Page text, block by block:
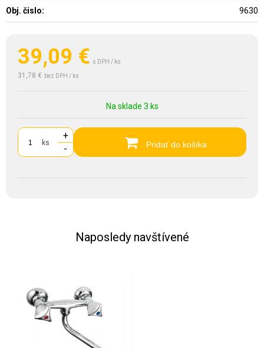
39,09 € s DPH / ks
31,78 € bez DPH / ks
Na sklade 3 ks
ks
+
-
Pridať do košíka
Obj. čislo: 9630
Naposledy navštívené